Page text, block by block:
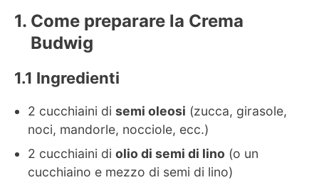
Come preparare la Crema
Budwig
Ingredienti
2 cucchiaini disemi oleosi (zucca, girasole,
noci, mandorle, nocciole, ecc.)
2 cucchiaini diolio di semi di lino (o un
cucchiaino e mezzo di semi di lino)